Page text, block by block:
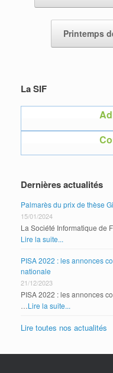
Printemps
La SIF
Dernières actualités
Palmarès du prix de thèse
15/01/2024
La Société Informatique de
Lire la suite...
PISA 2022 : les annonces
nationale
21/12/2023
PISA 2022 : les annonces
…Lire la suite...
Lire toutes nos actualités